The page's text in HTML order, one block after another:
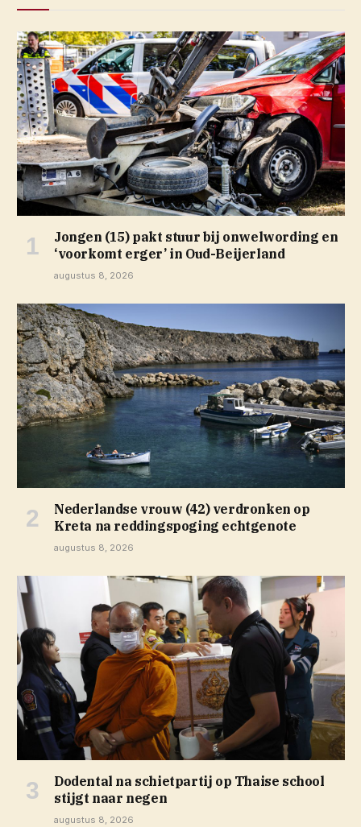
Jongen (15) pakt stuur bij onwelwording en
‘voorkomt erger’ in Oud-Beijerland
augustus 8, 2026
Nederlandse vrouw (42) verdronken op
Kreta na reddingspoging echtgenote
augustus 8, 2026
Dodental na schietpartij op Thaise school
stijgt naar negen
augustus 8, 2026